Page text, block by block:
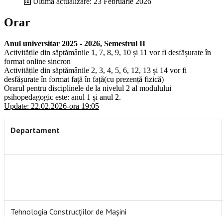
Orar
Anul universitar 2025 - 2026, Semestrul II
Activitățile din săptămânile 1, 7, 8, 9, 10 și 11 vor fi desfășurate în
format online sincron
Activitățile din săptămânile 2, 3, 4, 5, 6, 12, 13 și 14 vor fi
desfășurate în format față în față(cu prezență fizică)
Orarul pentru disciplinele de la nivelul 2 al modulului
psihopedagogic este: anul 1 și anul 2.
Update: 22.02.2026-ora 19:05
Departament
Tehnologia Construcțiilor de Mașini